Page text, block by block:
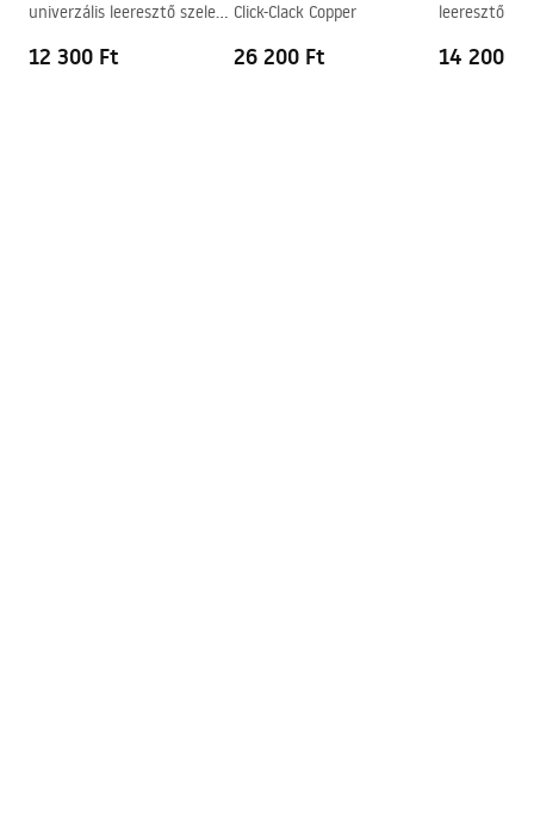
Csaptelep szerelési lyuk
Nem
Túlfolyónyílás
Nem
univerzális leeresztő szelep
12 300 Ft
Click-Clack Copper
26 200 Ft
leeresztő
14 200 Ft